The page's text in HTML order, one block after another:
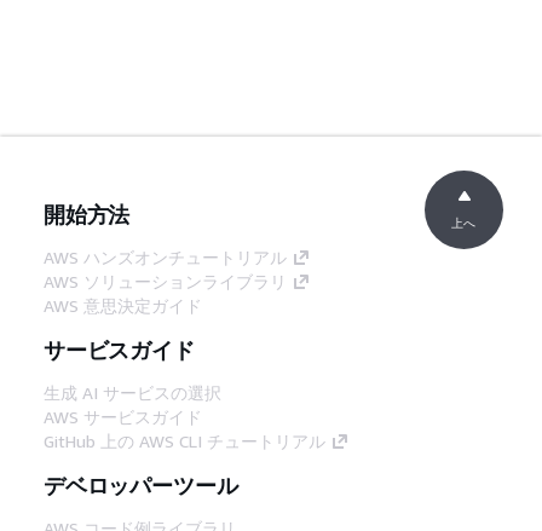
開始方法
AWS ハンズオンチュートリアル
AWS ソリューションライブラリ
AWS 意思決定ガイド
サービスガイド
生成 AI サービスの選択
AWS サービスガイド
GitHub 上の AWS CLI チュートリアル
デベロッパーツール
上へ